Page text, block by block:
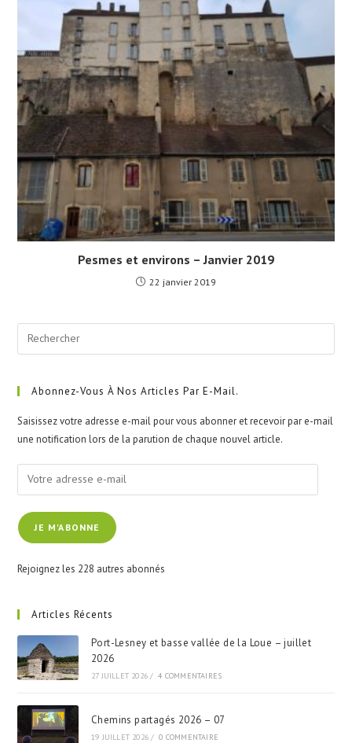
Pesmes et environs – Janvier 2019
22 janvier 2019
Abonnez-Vous À Nos Articles Par E-Mail.
Saisissez votre adresse e-mail pour vous abonner et recevoir par e-mail
une notification lors de la parution de chaque nouvel article.
Votre
adresse
e-
mailJE M'ABONNE
Rejoignez les 228 autres abonnés
Articles Récents
Port-Lesney et basse vallée de la Loue – juillet
2026
27 JUILLET 2026 / 4 COMMENTAIRES
Chemins partagés 2026 – 07
19 JUILLET 2026 / 0 COMMENTAIRE